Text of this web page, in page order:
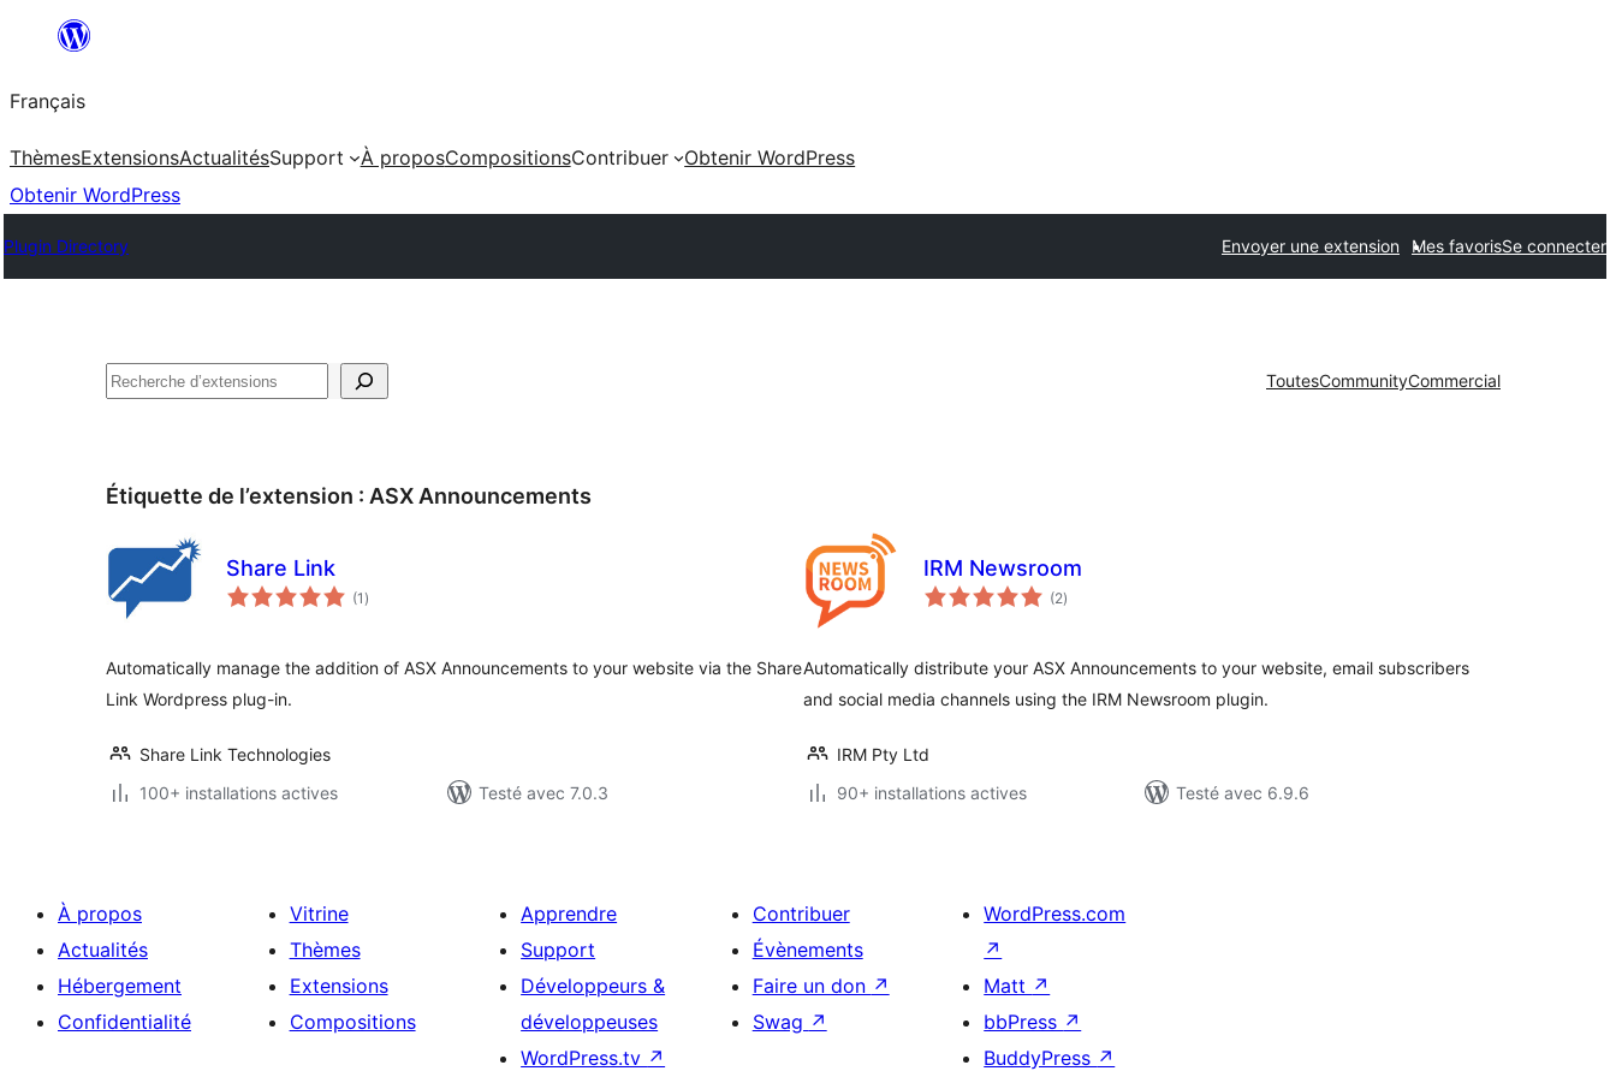
contenu
Français
ThèmesExtensionsActualitésSupport À proposCompositionsContribuer
Obtenir WordPress
Obtenir WordPress
Plugin Directory Envoyer une extension Mes favorisSe connecter
Rechercher ToutesCommunityCommercial
Étiquette de l’extension : ASX Announcements
Share Link
(1 notes
en
)
Automatically manage the addition of ASX Announcements to your website via the Share
Link Wordpress plug-in.
Share Link Technologies
100+ installations actives
Testé avec 7.0.3
IRM Newsroom
(2notes
en
)
Automatically distribute your ASX Announcements to your website, email subscribers
and social media channels using the IRM Newsroom plugin.
IRM Pty Ltd
90+ installations actives
Testé avec 6.9.6
À propos
Actualités
Hébergement
Confidentialité
Vitrine
Thèmes
Extensions
Compositions
Apprendre
Support
Développeurs &
développeuses
WordPress.tv ↗
Contribuer
Évènements
Faire un don ↗
Swag ↗
WordPress.com
↗
Matt ↗
bbPress ↗
BuddyPress ↗